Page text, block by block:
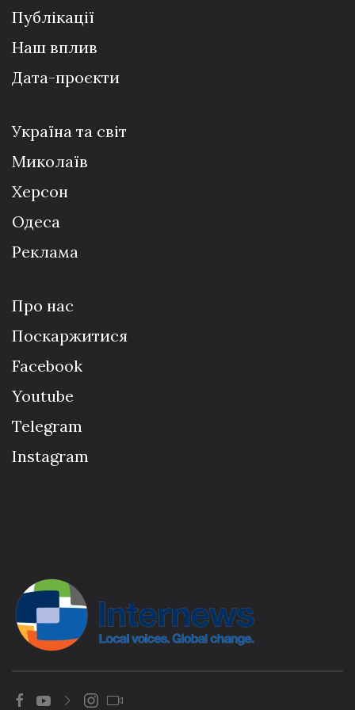
Публікації
Наш вплив
Дата-проєкти
Україна та світ
Миколаїв
Херсон
Одеса
Реклама
Про нас
Поскаржитися
Facebook
Youtube
Telegram
Instagram